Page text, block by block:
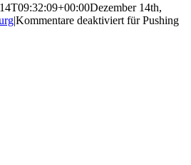
Dezember 14th,
|Kommentare deaktiviert für Pushing